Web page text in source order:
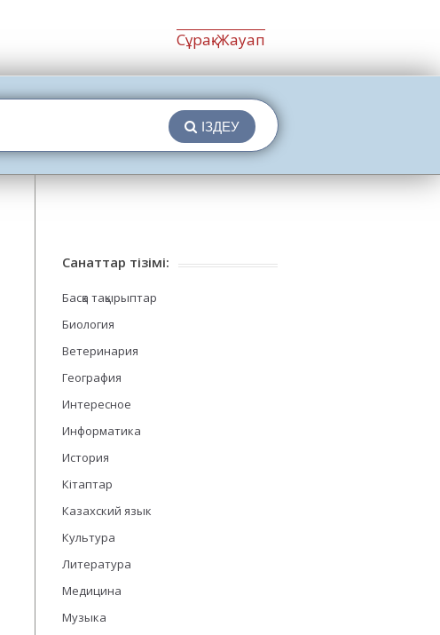
Сұрақ-Жауап
ІЗДЕУ
Санаттар тізімі:
Басқа тақырыптар
Биология
Ветеринария
География
Интересное
Информатика
История
Кітаптар
Казахский язык
Культура
Литература
Медицина
Музыка